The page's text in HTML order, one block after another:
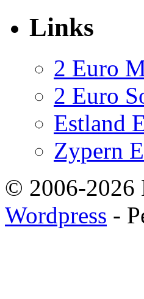
Links
2 Euro
2 Euro
Estland
Zypern
© 2006-2026
Wordpress -